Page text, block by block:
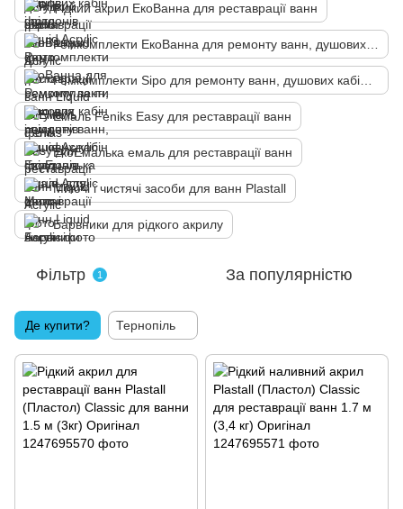
Рідкий акрил ЕкоВанна для реставрації ванн
Емаль Fеniks Easy для реставрації ванн
ЕкоЕмалька емаль для реставрації ванн
Миючі і чистячі засоби для ванн Plastall
Барвники для рідкого акрилу
Фільтр 1 За популярністю
Де купити? Тернопіль